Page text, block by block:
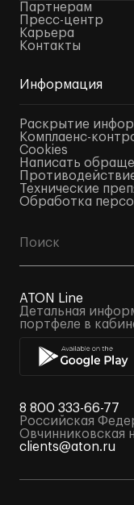
Партнерам
Пресс-центр
Карьера
Контакты
Информация
Раскрытие
Комплаенс-
Cookies
Написать
Технические
Обработка
ATON Line
Детальная
портфеле в
8 800 333-66-77
Российская
Овчинниковская
clients@aton.ru